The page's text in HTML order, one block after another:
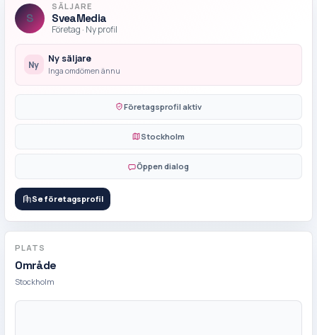
S
SÄLJARE
SveaMedia
Företag · Ny profil
Ny Ny säljare
Inga omdömen ännu
Företagsprofil aktiv
Stockholm
Öppen dialog
Se företagsprofil
PLATS
Område
Stockholm